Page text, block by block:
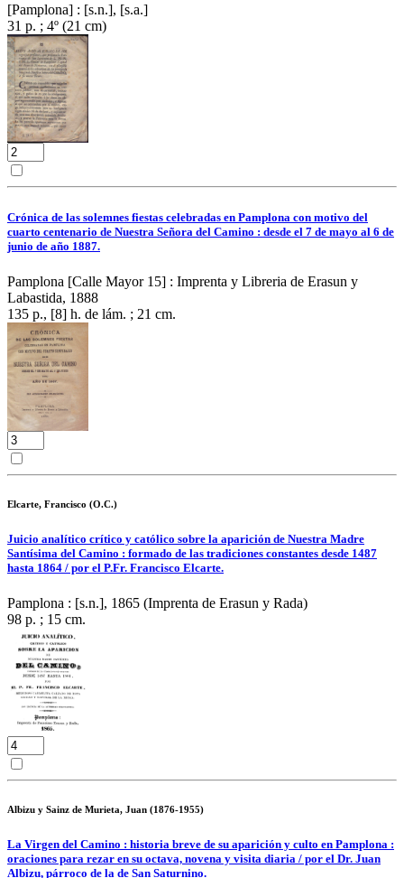
[Pamplona] : [s.n.], [s.a.]
31 p. ; 4º (21 cm)
Crónica de las solemnes fiestas celebradas en Pamplona con motivo del
cuarto centenario de Nuestra Señora del Camino : desde el 7 de mayo al 6 de
junio de año 1887.
Pamplona [Calle Mayor 15] : Imprenta y Libreria de Erasun y
Labastida, 1888
135 p., [8] h. de lám. ; 21 cm.
Elcarte, Francisco (O.C.)
Juicio analítico crítico y católico sobre la aparición de Nuestra Madre
Santísima del Camino : formado de las tradiciones constantes desde 1487
hasta 1864 / por el P.Fr. Francisco Elcarte.
Pamplona : [s.n.], 1865 (Imprenta de Erasun y Rada)
98 p. ; 15 cm.
Albizu y Sainz de Murieta, Juan (1876-1955)
La Virgen del Camino : historia breve de su aparición y culto en Pamplona :
oraciones para rezar en su octava, novena y visita diaria / por el Dr. Juan
Albizu, párroco de la de San Saturnino.